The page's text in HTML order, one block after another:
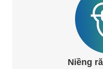
Niềng